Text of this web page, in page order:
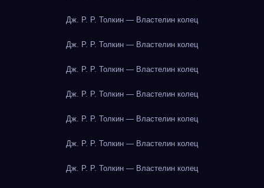
Дж. Р. Р. Толкин — Властелин колец
Дж. Р. Р. Толкин — Властелин колец
Дж. Р. Р. Толкин — Властелин колец
Дж. Р. Р. Толкин — Властелин колец
Дж. Р. Р. Толкин — Властелин колец
Дж. Р. Р. Толкин — Властелин колец
Дж. Р. Р. Толкин — Властелин колец